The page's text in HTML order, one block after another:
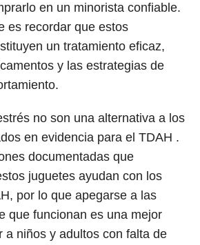
en un minorista confiable.
es recordar que estos
un tratamiento eficaz,
y las estrategias de
no son una alternativa a los
​​en evidencia para el TDAH .
documentadas que
juguetes ayudan con los
por lo que apegarse a las
que funcionan es una mejor
a niños y adultos con falta de